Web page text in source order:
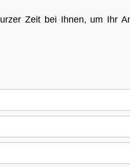
Zeit bei Ihnen, um Ihr